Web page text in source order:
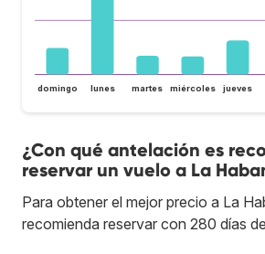
domingo lunes martes miércoles jueves
¿Con qué antelación es
reservar un vuelo a La
Para obtener el mejor precio a La
recomienda reservar con 280 días